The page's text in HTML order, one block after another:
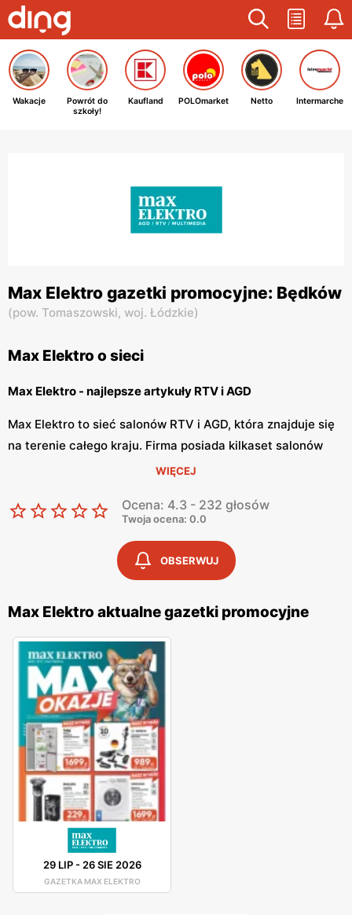
Wakacje
Powrót do
szkoły!
Kaufland POLOmarket Netto Intermarche
Max Elektro gazetki promocyjne: Będków
(pow. Tomaszowski, woj. Łódzkie)
Max Elektro o sieci
Max Elektro - najlepsze artykuły RTV i AGD
Max Elektro to sieć salonów RTV i AGD, która znajduje się
na terenie całego kraju. Firma posiada kilkaset salonów
oraz dynamicznie się rozwija. Sklepy Max Elektro można
miejscowościach. Sieć sklepów była wyróżniona jako Top
Marka 2017 i Odkrycie 2016.
Max Elektro - elektronika i RTV/AGD w najlepszych cenach
RTV/AGD/Multimedia. Sieć również zapewnia transport i
profesjonalny montaż. W sklepie Max Elektro można
znaleźć zarówno pralki, lodówki, zmywarki, jak i blendery,
telewizory, laptopy oraz hulajnogi elektryczne.
Max Elektro - promocje
Max Elektro cyklicznie wypuszcza gazetki promocyjne. Na
stronie internetowej sklepu można sprawdzić
obowiązujące promocje i rabaty. Firma umożliwia również
zakup w systemie ratalnym, co sprawia, że każdy może
sobie pozwolić na nowy telewizor czy lodówkę. Max
Elektro również organizuje wyprzedaże i akcje dla swoich
WIĘCEJ
Ocena: 4.3 - 232 głosów
Twoja ocena: 0.0
OBSERWUJ
Max Elektro aktualne gazetki promocyjne
29 LIP-26 SIE 2026
GAZETKA MAX ELEKTRO